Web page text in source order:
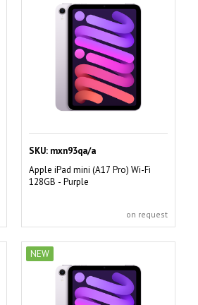
SKU: mxn93qa/a
Apple iPad mini (A17 Pro) Wi-Fi
128GB - Purple
on request
NEW